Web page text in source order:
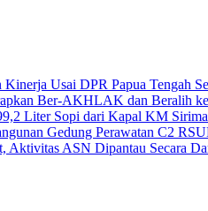
Usai DPR Papua Tengah
Ber-AKHLAK dan Beralih
Liter Sopi dari Kapal KM
Gedung Perawatan C2
Aktivitas ASN Dipantau Secara